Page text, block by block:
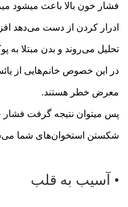
فشار خون بالا باعث میشود
ادرار کردن از دست می‌دهد
تحلیل می‌روند و بدن مبتلا
در این خصوص خانم‌هایی از
معرض خطر هستند.
پس میتوان نتیجه گرفت فشار
شکستن استخوان‌های شما
• آسیب به قلب